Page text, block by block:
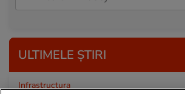
ULTIMELE ȘTIRI
Infrastructura